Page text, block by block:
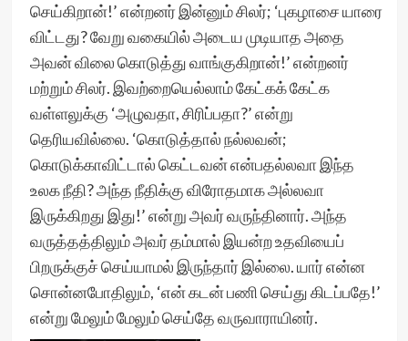
செய்கிறான்!’ என்றனர் இன்னும் சிலர்; ‘புகழாசை யாரை
விட்டது? வேறு வகையில் அடைய முடியாத அதை
அவன் விலை கொடுத்து வாங்குகிறான்!’ என்றனர்
மற்றும் சிலர். இவற்றையெல்லாம் கேட்கக் கேட்க
வள்ளலுக்கு ‘அழுவதா, சிரிப்பதா?’ என்று
தெரியவில்லை. ‘கொடுத்தால் நல்லவன்;
கொடுக்காவிட்டால் கெட்டவன் என்பதல்லவா இந்த
உலக நீதி? அந்த நீதிக்கு விரோதமாக அல்லவா
இருக்கிறது இது!’ என்று அவர் வருந்தினார். அந்த
வருத்தத்திலும் அவர் தம்மால் இயன்ற உதவியைப்
பிறருக்குச் செய்யாமல் இருந்தார் இல்லை. யார் என்ன
சொன்னபோதிலும், ‘என் கடன் பணி செய்து கிடப்பதே!’
என்று மேலும் மேலும் செய்தே வருவாராயினர்.